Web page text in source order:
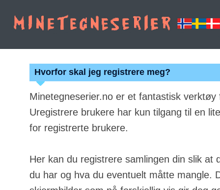
Hvorfor skal jeg registrere meg?
Minetegneserier.no er et fantastisk
Uregistrere brukere har kun tilgang til en
for registrerte brukere.
Her kan du registrere samlingen din slik at
du har og hva du eventuelt måtte mangle.